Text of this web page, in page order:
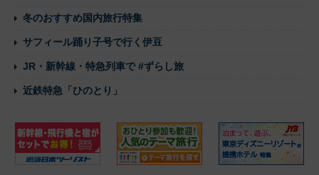
冬のおすすめ国内旅行特集
サフィール踊り子号で行く伊豆
JR・新幹線・特急列車で #ずらし旅
近鉄特急「ひのとり」